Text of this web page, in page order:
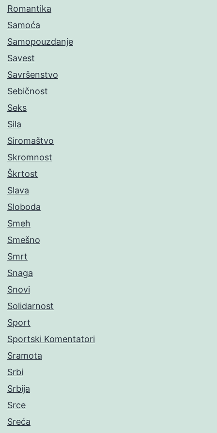
Romantika
Samoća
Samopouzdanje
Savest
Savršenstvo
Sebičnost
Seks
Sila
Siromaštvo
Skromnost
Škrtost
Slava
Sloboda
Smeh
Smešno
Smrt
Snaga
Snovi
Solidarnost
Sport
Sportski Komentatori
Sramota
Srbi
Srbija
Srce
Sreća